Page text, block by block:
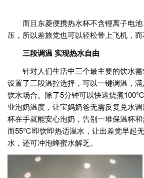
而且东菱便携热水杯不含锂离子电池
压，所以差旅党也可以轻松带上飞机，而
三段调温 实现热水自由
针对人们生活中三个最主要的饮水需
设置了三段温控选择，可以一键调温，
饮水场合。除了5分钟可以快速烧煮
业泡奶温度，让宝妈奶爸无需反复兑水
杯在手就能安心泡奶，告别一堆保温杯和
而55℃即饮即热适温水，让出差党早起
水，还可冲泡蜂蜜水解乏。